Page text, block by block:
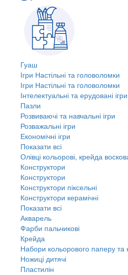
Гуаш
Ігри Настільні та головоломки
Ігри Настільні та головоломки
Інтелектуальні та ерудовані ігри
Пазли
Розвиваючі та навчальні ігри
Розважальні ігри
Економічні ігри
Показати всі
Олівці кольорові, крейда
Конструктори
Конструктори
Конструктори піксельні
Конструктори керамічні
Показати всі
Акварель
Фарби пальчикові
Крейда
Набори кольорового паперу та
Ножиці дитячі
Пластилін